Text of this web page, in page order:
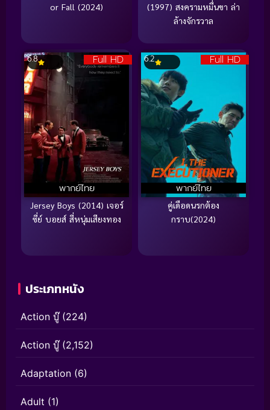
or Fall (2024)
(1997) สงครามหมื่นขา ล่า
ล้างจักรวาล
Full HD
พากย์ไทย
6.8
Jersey Boys (2014) เจอร์
ซี่ย์ บอยส์ สี่หนุ่มเสียงทอง
Full HD
พากย์ไทย
6.2
คู่เดือดนรกต้อง
กราบ(2024)
ประเภทหนัง
Action บู๊(224)
Action บู๊(2,152)
Adaptation (6)
Adult (1)